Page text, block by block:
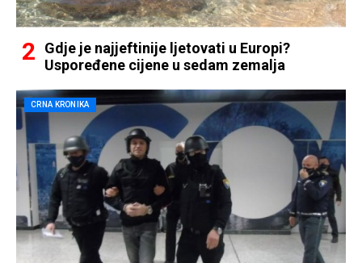
Gdje je najjeftinije ljetovati u Europi?
Uspoređene cijene u sedam zemalja
CRNA KRONIKA